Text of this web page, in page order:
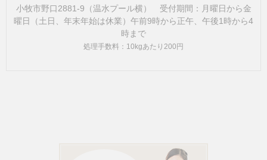
小牧市野口2881-9（温水プール横） 受付期間：月曜日から金
曜日（土日、年末年始は休業）午前9時から正午、午後1時から4
時まで
処理手数料：10kgあたり200円